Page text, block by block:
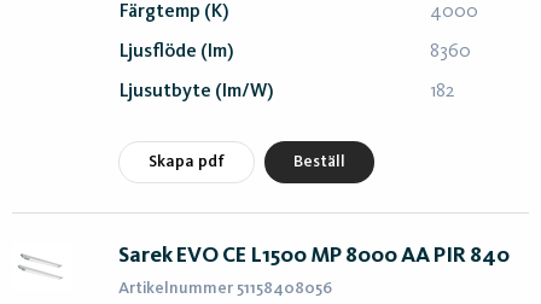
Färgtemp (K) 4000
Ljusflöde (lm) 8360
Ljusutbyte (lm/W) 182
Skapa pdf Beställ
Sarek EVO CE L1500 MP 8000 AA PIR 840
Artikelnummer 51158408056